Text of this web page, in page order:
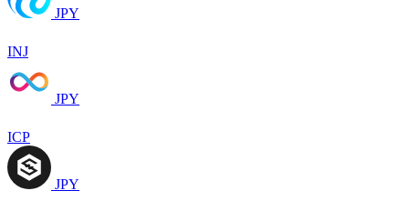
JPY
INJ
JPY
ICP
JPY